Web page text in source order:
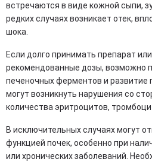
встречаются в виде кожной сыпи,
редких случаях возникает отек,
шока.
Если долго принимать препарат
рекомендованные дозы, возможно
печеночных ферментов и развитие
могут возникнуть нарушения со
количества эритроцитов,
В исключительных случаях могут
функцией почек, особенно при
или хронических заболеваний.